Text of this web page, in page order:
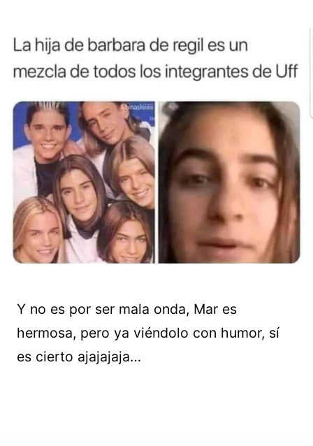
Y no es por ser mala onda, Mar es
hermosa, pero ya viéndolo con humor, sí
es cierto ajajajaja…